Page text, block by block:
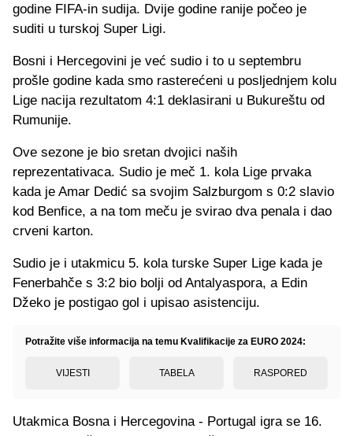
godine FIFA-in sudija. Dvije godine ranije počeo je
suditi u turskoj Super Ligi.
Bosni i Hercegovini je već sudio i to u septembru
prošle godine kada smo rasterećeni u posljednjem kolu
Lige nacija rezultatom 4:1 deklasirani u Bukureštu od
Rumunije.
Ove sezone je bio sretan dvojici naših
reprezentativaca. Sudio je meč 1. kola Lige prvaka
kada je Amar Dedić sa svojim Salzburgom s 0:2 slavio
kod Benfice, a na tom meču je svirao dva penala i dao
crveni karton.
Sudio je i utakmicu 5. kola turske Super Lige kada je
Fenerbahče s 3:2 bio bolji od Antalyaspora, a Edin
Džeko je postigao gol i upisao asistenciju.
Potražite više informacija na temu Kvalifikacije za EURO 2024:
VIJESTI TABELA RASPORED
Utakmica Bosna i Hercegovina - Portugal igra se 16.